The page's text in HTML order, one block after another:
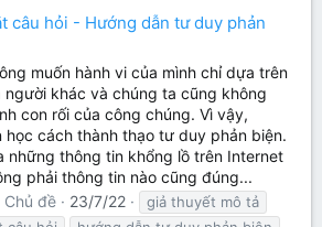
câu hỏi - Hướng dẫn tư duy phản
muốn hành vi của mình chỉ dựa trên
người khác và chúng ta cũng không
con rối của công chúng. Vì vậy,
học cách thành thạo tư duy phản biện.
những thông tin khổng lồ trên Internet
phải thông tin nào cũng đúng...
Chủ đề 23/7/22
giả thuyết mô tả